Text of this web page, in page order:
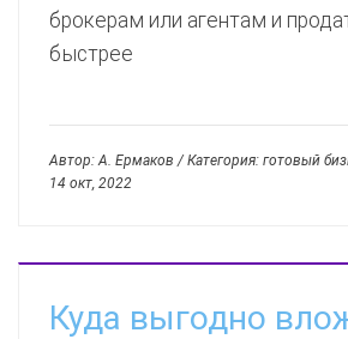
брокерам или агентам и
быстрее
Автор: А. Ермаков / Категория: готовый
14 окт, 2022
Куда выгодно